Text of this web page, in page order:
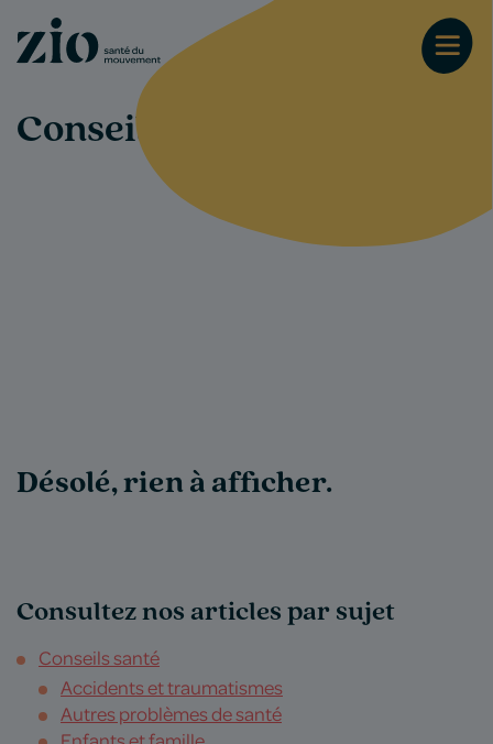
Conseils-santé
Désolé, rien à afficher.
Consultez nos articles par sujet
Conseils santé
Accidents et traumatismes
Autres problèmes de santé